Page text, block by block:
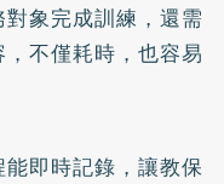
象完成訓練，還需
不僅耗時，也容易
即時記錄，讓教保